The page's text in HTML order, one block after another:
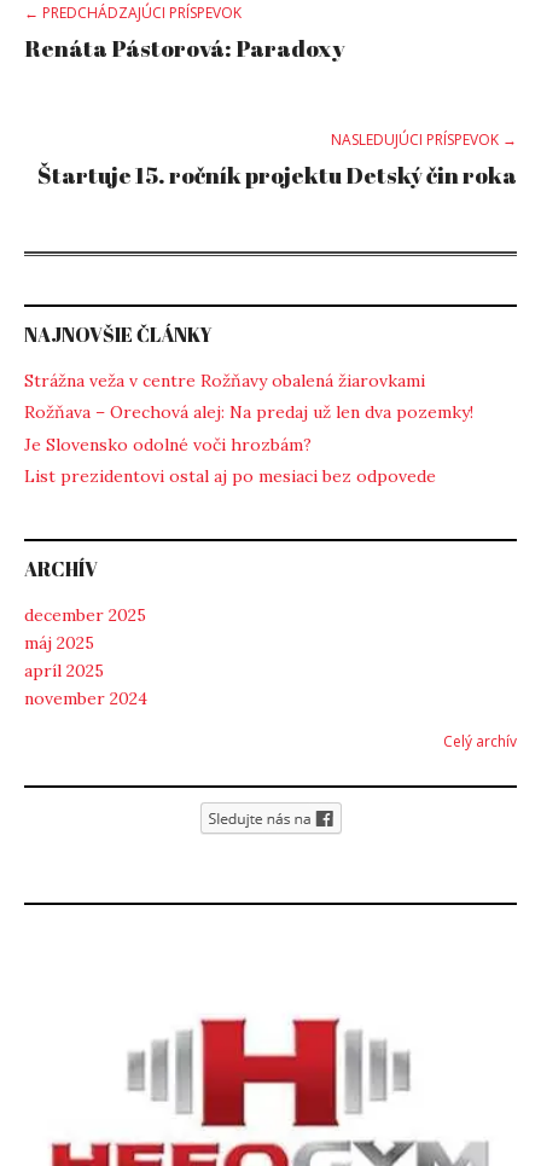
Post
← PREDCHÁDZAJÚCI PRÍSPEVOK
Renáta Pástorová: Paradoxy
NASLEDUJÚCI PRÍSPEVOK →
Štartuje 15. ročník projektu Detský čin roka
NAJNOVŠIE ČLÁNKY
Strážna veža v centre Rožňavy obalená žiarovkami
Rožňava – Orechová alej: Na predaj už len dva pozemky!
Je Slovensko odolné voči hrozbám?
List prezidentovi ostal aj po mesiaci bez odpovede
ARCHÍV
december 2025
máj 2025
apríl 2025
november 2024
Celý archív